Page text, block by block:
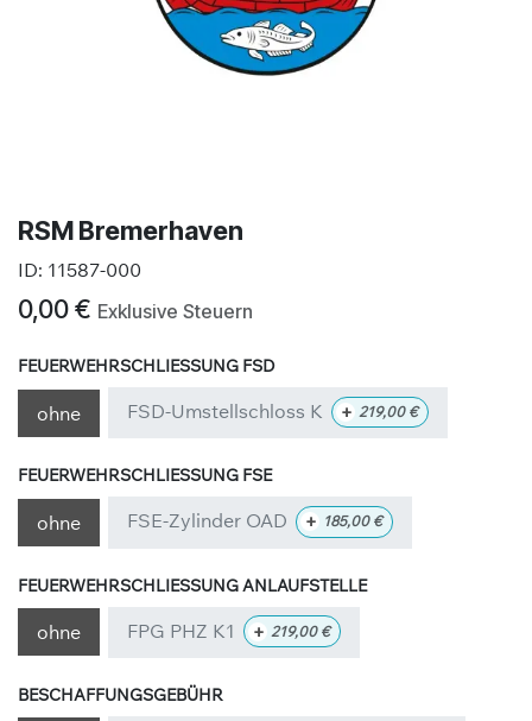
RSM Bremerhaven
ID: 11587-000
0,00€ Exklusive Steuern
FEUERWEHRSCHLIESSUNG FSD
ohne FSD-Umstellschloss K + 219,00€
FEUERWEHRSCHLIESSUNG FSE
ohne FSE-Zylinder OAD + 185,00€
FEUERWEHRSCHLIESSUNG ANLAUFSTELLE
ohne FPG PHZ K1 + 219,00€
BESCHAFFUNGSGEBÜHR